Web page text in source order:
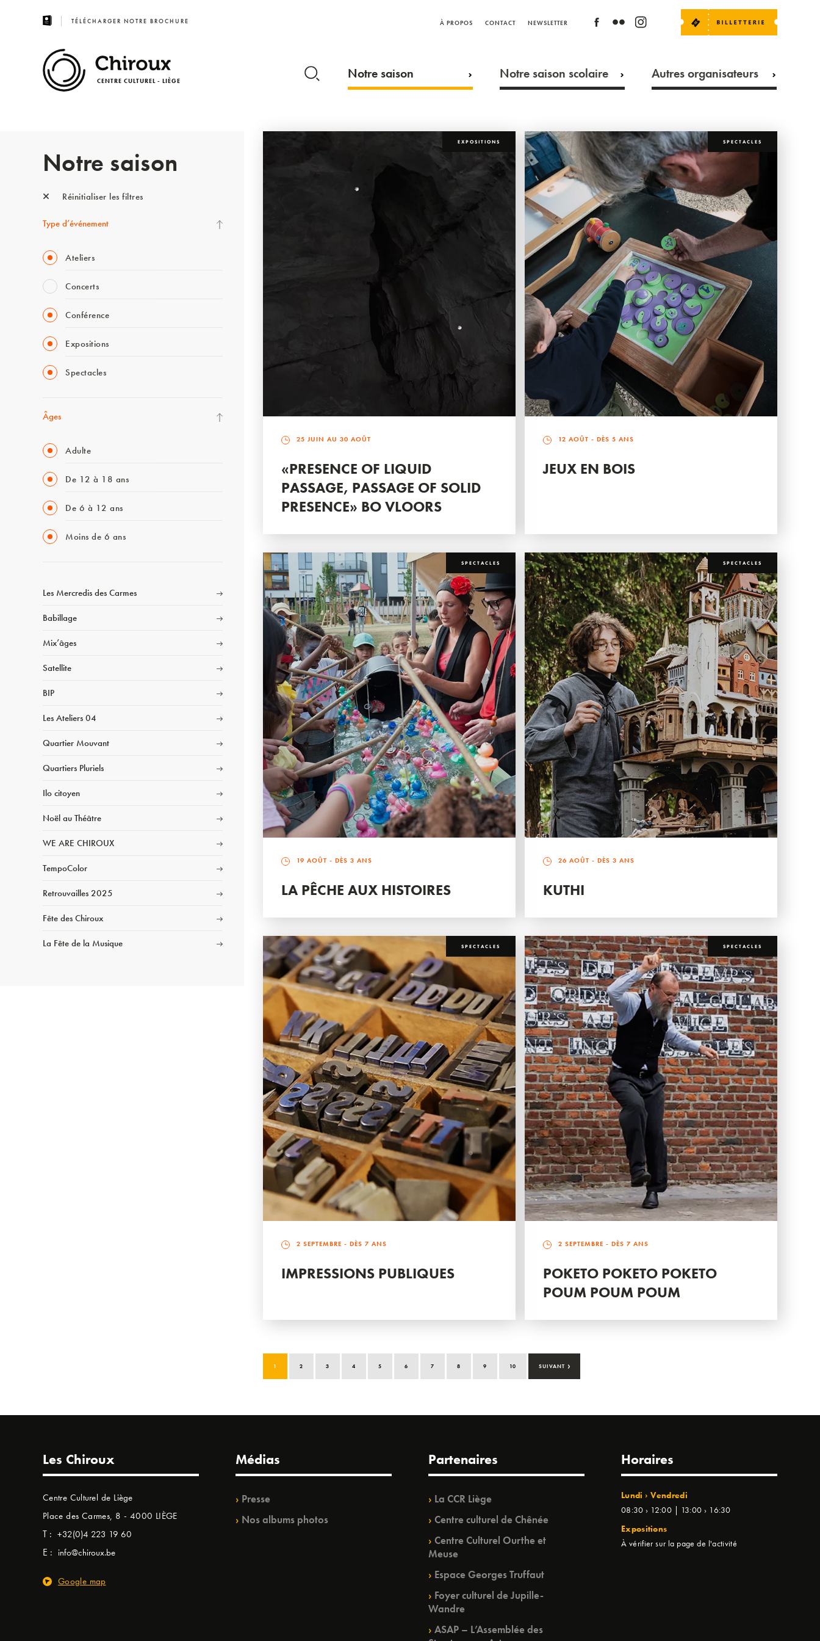
TÉLÉCHARGER NOTRE BROCHURE À PROPOS CONTACT NEWSLETTER
CENTRE CULTUREL - LIÈGE Notre saison Notre saison scolaire Autres organisateurs
Notre saison
Réinitialiser les filtres
Type d’événement
Ateliers
Concerts
Conférence
Expositions
Spectacles
Âges
Adulte
De 12 à 18 ans
De 6 à 12 ans
Moins de 6 ans
Les Mercredis des Carmes
Babillage
Mix’âges
Satellite
BIP
Les Ateliers 04
Quartier Mouvant
Quartiers Pluriels
Ilo citoyen
Noël au Théâtre
WE ARE CHIROUX
TempoColor
Retrouvailles 2025
Fête des Chiroux
La Fête de la Musique
EXPOSITIONS
25 JUIN AU 30 AOÛT
«PRESENCE OF LIQUID
PASSAGE, PASSAGE OF SOLID
PRESENCE» BO VLOORS
SPECTACLES
12 AOÛT - DÈS 5 ANS
JEUX EN BOIS
SPECTACLES
19 AOÛT - DÈS 3 ANS
LA PÊCHE AUX HISTOIRES
SPECTACLES
26 AOÛT - DÈS 3 ANS
KUTHI
SPECTACLES
2 SEPTEMBRE - DÈS 7 ANS
IMPRESSIONS PUBLIQUES
SPECTACLES
2 SEPTEMBRE - DÈS 7 ANS
POKETO POKETO POKETO
POUM POUM POUM
1 2 3 4 5 6 7 8 9 10 SUIVANT ›
Les Chiroux
Centre Culturel de Liège
Place des Carmes, 8 - 4000 LIÈGE
T : +32(0)4 223 19 60
E : info@chiroux.be
Google map
Médias
Presse
Nos albums photos
Partenaires
La CCR Liège
Centre culturel de Chênée
Centre Culturel Ourthe et
Meuse
Espace Georges Truffaut
Foyer culturel de Jupille-
Wandre
ASAP – L’Assemblée des
Horaires
Lundi › Vendredi
08:30 › 12:00 | 13:00 › 16:30
Expositions
À vérifier sur la page de l'activité